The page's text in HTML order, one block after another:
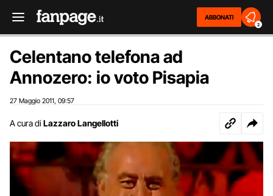
ABBONATI
2
Celentano telefona ad
Annozero: io voto Pisapia
27 Maggio 2011 09:57
A cura di Lazzaro Langellotti